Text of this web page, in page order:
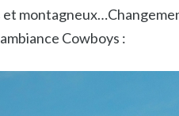
Cowboys :